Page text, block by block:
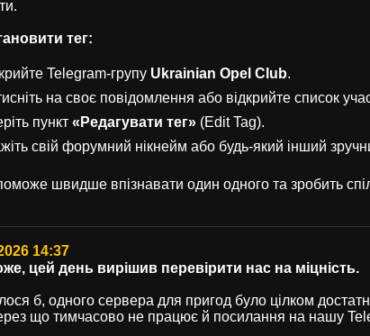
тег:
Telegram-групу Ukrainian Opel Club.
на своє повідомлення або відкрийте список
пункт «Редагувати тег» (Edit Tag).
свій форумний нікнейм або будь-який інший
швидше впізнавати один одного та зробить
14:37
цей день вирішив перевірити нас на міцність.
б, одного сервера для пригод було цілком
що тимчасово не працює й посилання на нашу